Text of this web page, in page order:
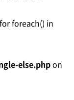
foreach() in
else.phpon